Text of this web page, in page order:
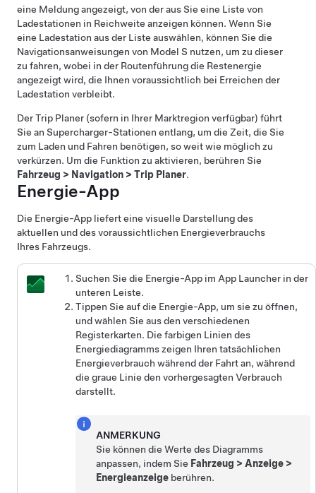
eine Meldung angezeigt, von der aus Sie eine Liste von
Ladestationen in Reichweite anzeigen können. Wenn Sie
eine Ladestation aus der Liste auswählen, können Sie die
Navigationsanweisungen von Model S nutzen, um zu dieser
zu fahren, wobei in der Routenführung die Restenergie
angezeigt wird, die Ihnen voraussichtlich bei Erreichen der
Ladestation verbleibt.
Der Trip Planer (sofern in Ihrer Marktregion verfügbar) führt
Sie an Supercharger-Stationen entlang, um die Zeit, die Sie
zum Laden und Fahren benötigen, so weit wie möglich zu
verkürzen. Um die Funktion zu aktivieren, berühren Sie
Fahrzeug > Navigation > Trip Planer.
Energie-App
Die Energie-App liefert eine visuelle Darstellung des
aktuellen und des voraussichtlichen Energieverbrauchs
Ihres Fahrzeugs.
Suchen Sie die Energie-App im App Launcher in der
unteren Leiste.
Tippen Sie auf die Energie-App, um sie zu öffnen,
und wählen Sie aus den verschiedenen
Registerkarten. Die farbigen Linien des
Energiediagramms zeigen Ihren tatsächlichen
Energieverbrauch während der Fahrt an, während
die graue Linie den vorhergesagten Verbrauch
darstellt.
ANMERKUNG
Sie können die Werte des Diagramms
anpassen, indem Sie Fahrzeug > Anzeige >
Energieanzeige berühren.